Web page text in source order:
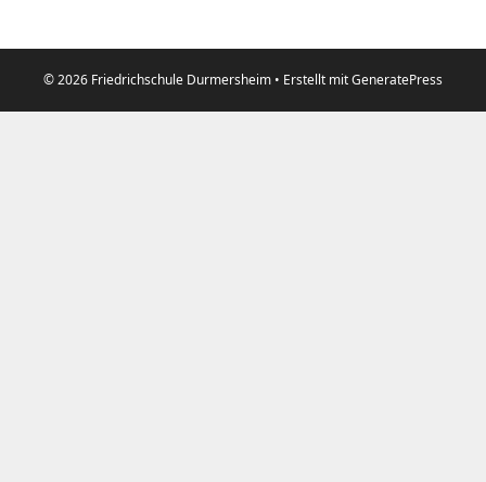
© 2026 Friedrichschule Durmersheim • Erstellt mitGeneratePress